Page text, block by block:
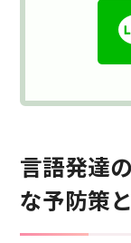
言語発達
な予防策